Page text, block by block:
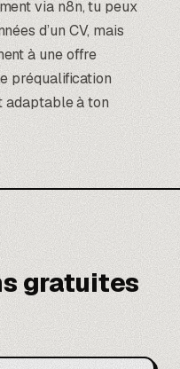
via n8n, tu peux
d’un CV, mais
à une offre
préqualification
adaptable à ton
gratuites